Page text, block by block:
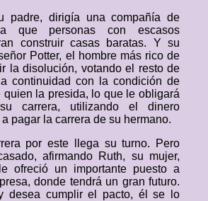
padre, dirigía una compañía de
que personas con escasos
construir casas baratas. Y su
Potter, el hombre más rico de
la disolución, votando el resto de
continuidad con la condición de
quien la presida, lo que le obligará
carrera, utilizando el dinero
pagar la carrera de su hermano.
por este llega su turno. Pero
afirmando Ruth, su mujer,
ofreció un importante puesto a
donde tendrá un gran futuro.
desea cumplir el pacto, él se lo